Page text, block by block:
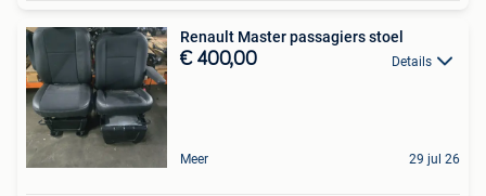
Renault Master passagiers stoel
€ 400,00 Details
Meer 29 jul 26